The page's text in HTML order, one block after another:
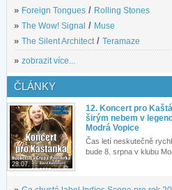
» Foreign Tongues / Rolling Stones
» The Wow! Signal / Muse
» The Silent Architect / Teramaze
» zobrazit více...
ČLÁNKY
28.07.
12. Koncert pro
širým nebem v
Modrá Vopice
Čas letí neskutečně
bude 8. srpna v klubu